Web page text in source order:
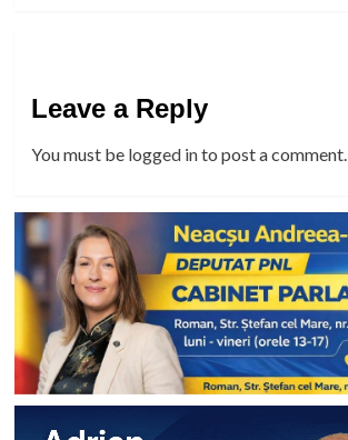
Leave a Reply
You must be logged into post a comment.